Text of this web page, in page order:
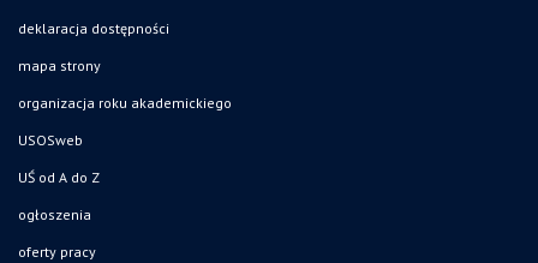
deklaracja dostępności
mapa strony
organizacja roku akademickiego
USOSweb
UŚ od A do Z
ogłoszenia
oferty pracy